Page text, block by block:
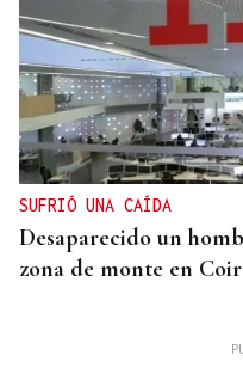
SUFRIÓ UNA CAÍDA
Desaparecido un
zona de monte en